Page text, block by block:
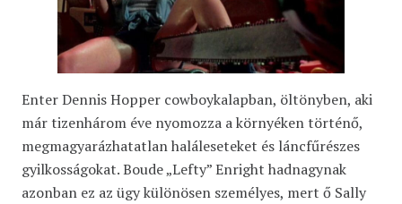
Enter Dennis Hopper cowboykalapban, öltönyben, aki
már tizenhárom éve nyomozza a környéken történő,
megmagyarázhatatlan haláleseteket és láncfűrészes
gyilkosságokat. Boude „Lefty” Enright hadnagynak
azonban ez az ügy különösen személyes, mert ő Sally